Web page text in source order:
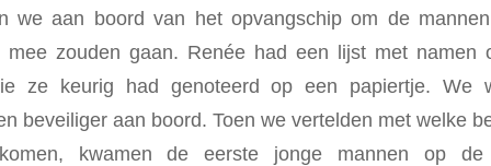
we aan boord van het opvangschip om de
mee zouden gaan. Renée had een lijst met namen
ze keurig had genoteerd op een papiertje. We
beveiliger aan boord. Toen we vertelden met welke
kwamen de eerste jonge mannen op